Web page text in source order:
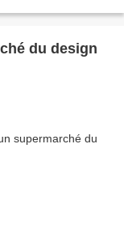
du design